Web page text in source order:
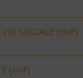
SOCIALE (H/F)
(H/F)